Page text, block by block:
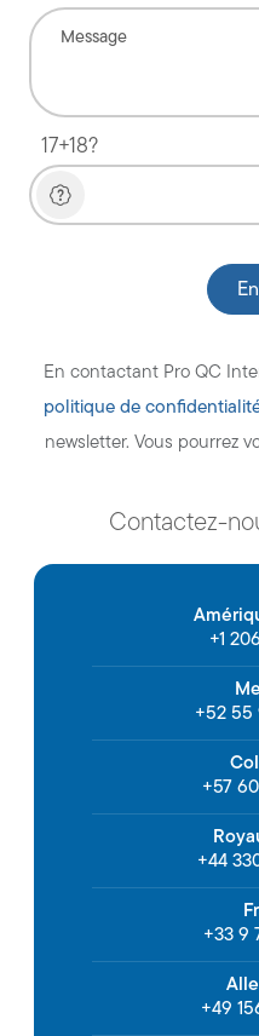
17+18?
En contactant Pro QC
politique de
newsletter. Vous pourrez
Contactez-
+1
+52
+57
+44
+33 9
+49